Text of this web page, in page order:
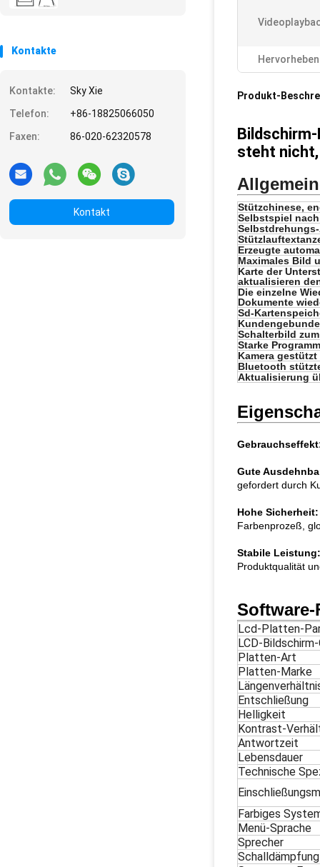
Kontakte
Kontakte:
Sky Xie
Telefon:
+86-18825066050
Faxen:
86-020-62320578
Kontakt
Produkt-
Bildschirm-
steht nicht,
Stützchinese,
Selbstspiel
Erzeugte
Maximales Bild
Karte der
aktualisieren
Die einzelne
Dokumente
Sd-
Schalterbild
Starke
Kamera gestützt
Bluetooth
Aktualisierung
Gute
gefordert durch
Hohe Sicherheit:
Farbenprozeß,
Stabile Leistung:
Produktqualität
Lcd-Platten-
LCD-
Platten-Art
Platten-Marke
Entschließung
Helligkeit
Kontrast-
Antwortzeit
Lebensdauer
Technische
Farbiges
Menü-Sprache
Sprecher
Schalldämpfung